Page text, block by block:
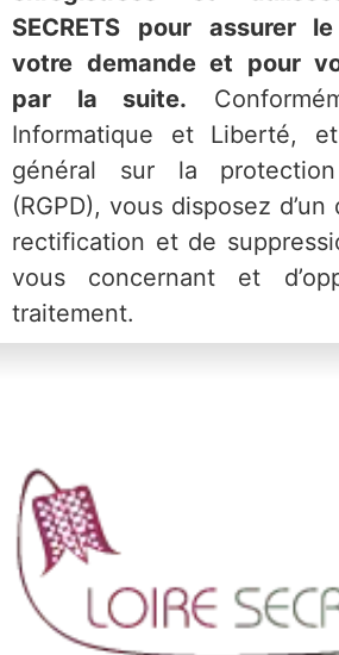
SECRETS pour assurer
votre demande et pour
par la suite.
Informatique et Liberté,
général sur la
(RGPD), vous disposez d’un
rectification et de
vous concernant et
traitement.